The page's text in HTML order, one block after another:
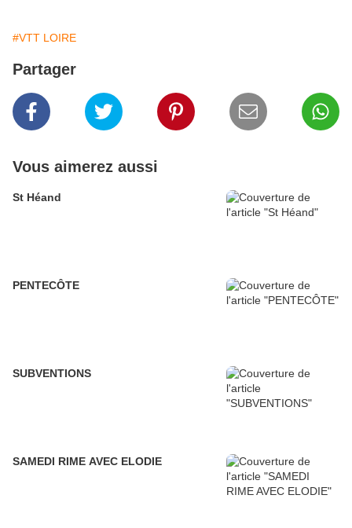
#VTT LOIRE
Partager
Vous aimerez aussi
St Héand
PENTECÔTE
SUBVENTIONS
SAMEDI RIME AVEC ELODIE